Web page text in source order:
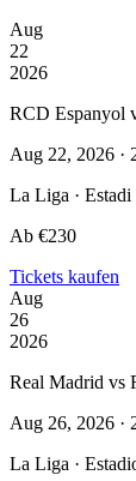
Aug
22
2026
RCD Espanyol
Aug 22, 2026
La Liga ·
Ab €230
Tickets kaufen
Aug
26
2026
Real Madrid vs
Aug 26, 2026
La Liga ·